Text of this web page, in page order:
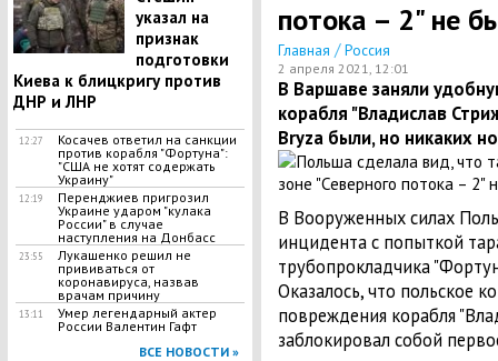
указал на
признак
подготовки
Киева к блицкригу против
ДНР и ЛНР
12:27
​Косачев ответил на санкции
против корабля "Фортуна":
"США не хотят содержать
Украину"
12:19
Перенджиев пригрозил
Украине ударом "кулака
России" в случае
наступления на Донбасс
23:55
Лукашенко решил не
прививаться от
коронавируса, назвав
врачам причину
13:11
Умер легендарный актер
России Валентин Гафт
ВСЕ НОВОСТИ »
потока – 2" не
Главная / Россия
2 апреля 2021, 12:01
В Варшаве заняли
корабля "Владислав
Bryza были, но никаких
В Вооруженных силах
инцидента с попыткой
трубопрокладчика
Оказалось, что польское
повреждения корабля
заблокировал собой